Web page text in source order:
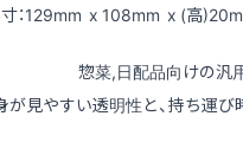
：129mm x 108mm x (高
惣菜,日配品向けの汎
が見やすい透明性と、持ち運